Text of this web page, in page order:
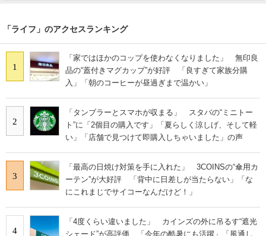
「ライフ」のアクセスランキング
1
「家ではほかのコップを使わなくなりました」 無印良
品の“蓋付きマグカップ”が好評 「良すぎて家族分購
入」「朝のコーヒーが昼過ぎまで温かい」
2
「タンブラーとスマホが収まる」 スタバの“ミニトー
ト”に「2個目の購入です」「夏らしく涼しげ、そして軽
い」「店舗で見つけて即購入しちゃいました」の声
3
「最高の日焼け対策を手に入れた」 3COINSの“傘用カ
ーテン”が大好評 「背中に日差しが当たらない」「な
にこれまじでサイコーなんだけど！」
4
「4度くらい違いました」 カインズの外に吊るす“遮光
シェード”が高評価 「今年の酷暑にも活躍」「風通し